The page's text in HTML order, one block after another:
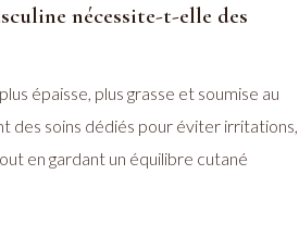
nécessite-t-elle des
épaisse, plus grasse et soumise au
des soins dédiés pour éviter irritations,
en gardant un équilibre cutané